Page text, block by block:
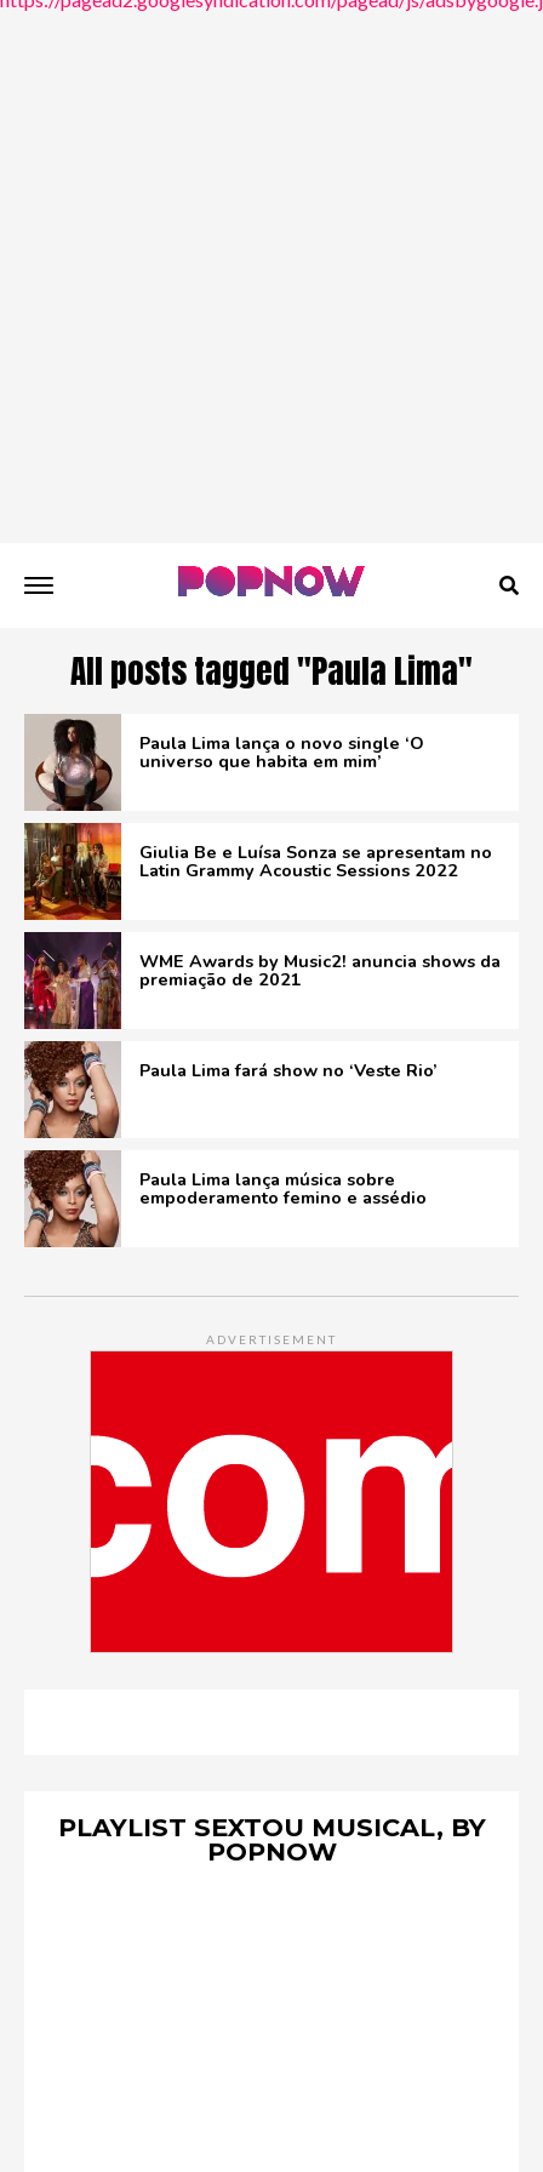
All posts tagged "Paula Lima"
Paula Lima lança o novo single ‘O
universo que habita em mim’
Giulia Be e Luísa Sonza se apresentam no
Latin Grammy Acoustic Sessions 2022
WME Awards by Music2! anuncia shows da
premiação de 2021
Paula Lima fará show no ‘Veste Rio’
Paula Lima lança música sobre
empoderamento femino e assédio
ADVERTISEMENT
PLAYLIST SEXTOU MUSICAL, BY
POPNOW